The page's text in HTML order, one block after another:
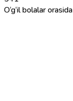
O‘g‘il bolalar orasida